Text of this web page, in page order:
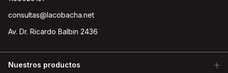
consultas@lacobacha.net
Av. Dr. Ricardo Balbin 2436
Nuestros productos